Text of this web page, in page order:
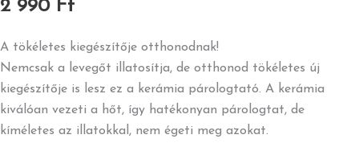
2 990 Ft
A tökéletes kiegészítője otthonodnak!
Nemcsak a levegőt illatosítja, de otthonod tökéletes új
kiegészítője is lesz ez a kerámia párologtató. A kerámia
kiválóan vezeti a hőt, így hatékonyan párologtat, de
kíméletes az illatokkal, nem égeti meg azokat.